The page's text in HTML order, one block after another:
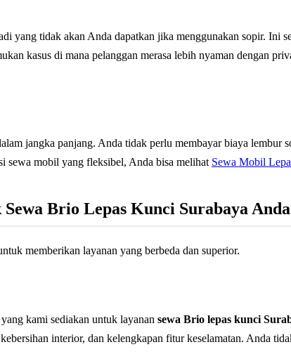
yang tidak akan Anda dapatkan jika menggunakan sopir. Ini
kasus di mana pelanggan merasa lebih nyaman dengan
jangka panjang. Anda tidak perlu membayar biaya lembur
sewa mobil yang fleksibel, Anda bisa melihat Sewa Mobil
Brio Lepas Kunci Surabaya
memberikan layanan yang berbeda dan superior.
kami sediakan untuk layanan sewa Brio lepas kunci
interior, dan kelengkapan fitur keselamatan. Anda